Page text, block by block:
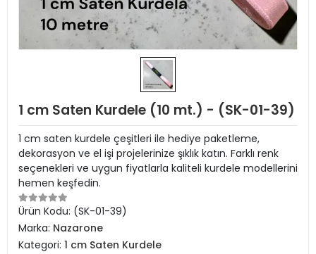
1 cm Saten Kurdele (10 mt.) - (SK-01-39)
1 cm saten kurdele çeşitleri ile hediye paketleme,
dekorasyon ve el işi projelerinize şıklık katın. Farklı renk
seçenekleri ve uygun fiyatlarla kaliteli kurdele modellerini
hemen keşfedin.
Ürün Kodu: (SK-01-39)
Marka: Nazarone
Kategori: 1 cm Saten Kurdele